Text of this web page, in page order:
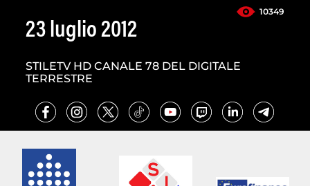
10349
23 luglio 2012
STILETV HD CANALE 78 DEL DIGITALE
TERRESTRE